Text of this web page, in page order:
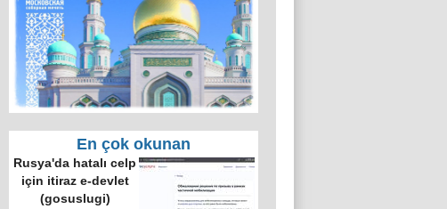
En çok okunan
Rusya'da hatalı celp
için itiraz e-devlet
(gosuslugi)